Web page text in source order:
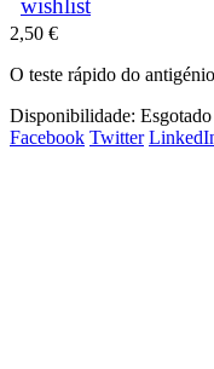
2,50 €
O teste rápido do
Disponibilidade: Esgotado
Facebook Twitter
wishlist